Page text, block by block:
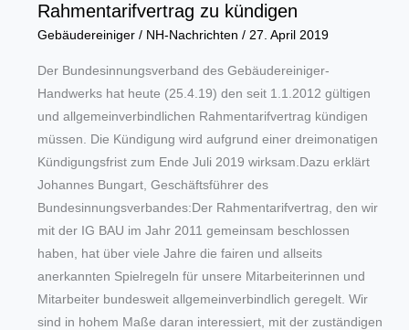
Rahmentarifvertrag zu kündigen
Gebäudereiniger/ NH-Nachrichten / 27. April 2019
Der Bundesinnungsverband des Gebäudereiniger-
Handwerks hat heute (25.4.19) den seit 1.1.2012 gültigen
und allgemeinverbindlichen Rahmentarifvertrag kündigen
müssen. Die Kündigung wird aufgrund einer dreimonatigen
Kündigungsfrist zum Ende Juli 2019 wirksam.Dazu erklärt
Johannes Bungart, Geschäftsführer des
Bundesinnungsverbandes:Der Rahmentarifvertrag, den wir
mit der IG BAU im Jahr 2011 gemeinsam beschlossen
haben, hat über viele Jahre die fairen und allseits
anerkannten Spielregeln für unsere Mitarbeiterinnen und
Mitarbeiter bundesweit allgemeinverbindlich geregelt. Wir
sind in hohem Maße daran interessiert, mit der zuständigen